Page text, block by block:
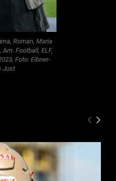
Roman, Maria
Football, ELF,
Foto: Eibner-
Just